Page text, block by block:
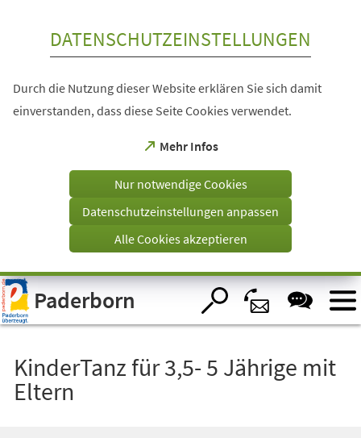
Visuelle
Assistenzsoftware
öffnen.
DATENSCHUTZEINSTELLUNGEN
Durch die Nutzung dieser Website erklären Sie sich damit
einverstanden, dass diese Seite Cookies verwendet.
Mehr Infos
(Öffnet
einem
Tab)
Nur notwendige Cookies
Datenschutzeinstellungen anpassen
Alle Cookies akzeptieren
Paderborn
KinderTanz für 3,5- 5 Jährige mit
Eltern